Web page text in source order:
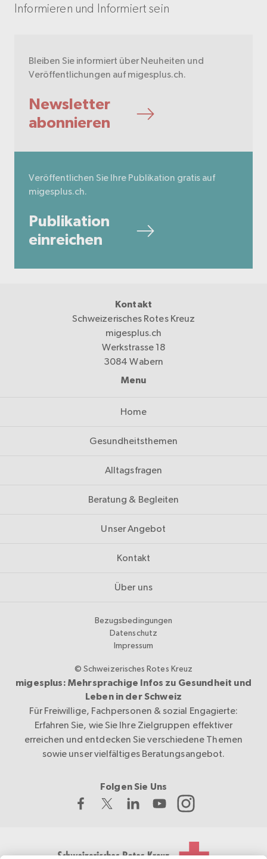
Informieren und Informiert sein
Bleiben Sie informiert über Neuheiten und
Veröffentlichungen auf migesplus.ch.
Newsletter
abonnieren
Veröffentlichen Sie Ihre Publikation gratis auf
migesplus.ch.
Publikation
einreichen
Kontakt
Schweizerisches Rotes Kreuz
migesplus.ch
Werkstrasse 18
3084 Wabern
Menu
Home
Gesundheitsthemen
Alltagsfragen
Beratung & Begleiten
Unser Angebot
Kontakt
Über uns
Bezugsbedingungen
Datenschutz
Impressum
© Schweizerisches Rotes Kreuz
migesplus: Mehrsprachige Infos zu Gesundheit und
Leben in der Schweiz
Für Freiwillige, Fachpersonen & sozial Engagierte:
Erfahren Sie, wie Sie Ihre Zielgruppen effektiver
erreichen und entdecken Sie verschiedene Themen
sowie unser vielfältiges Beratungsangebot.
Folgen Sie Uns